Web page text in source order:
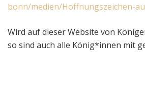
bonn/medien/Hoffnungszeichen-
Wird auf dieser Website von
so sind auch alle König*innen mit